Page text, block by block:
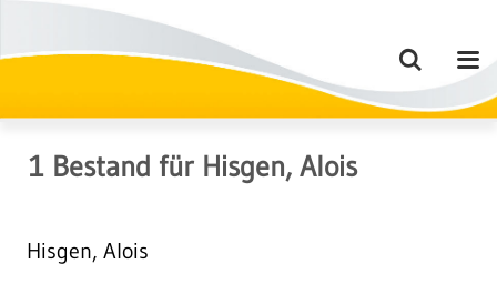
1 Bestand für Hisgen, Alois
Hisgen, Alois